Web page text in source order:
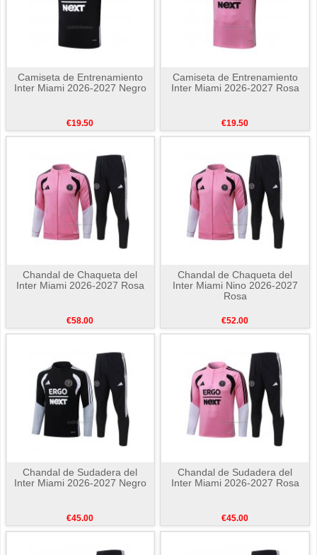
Camiseta de Entrenamiento
Inter Miami 2026-2027 Negro
€19.50
Camiseta de Entrenamiento
Inter Miami 2026-2027 Rosa
€19.50
Chandal de Chaqueta del
Inter Miami 2026-2027 Rosa
€58.00
Chandal de Chaqueta del
Inter Miami Nino 2026-2027
Rosa
€52.00
Chandal de Sudadera del
Inter Miami 2026-2027 Negro
€45.00
Chandal de Sudadera del
Inter Miami 2026-2027 Rosa
€45.00